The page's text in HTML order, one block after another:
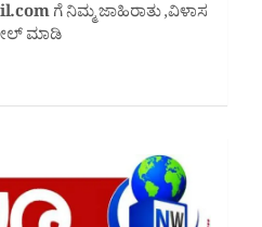
ಗೆ ನಿಮ್ಮ ಜಾಹಿರಾತು ,ವಿಳಾಸ
ಮಾಡಿ